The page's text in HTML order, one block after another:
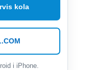
kola
i iPhone.